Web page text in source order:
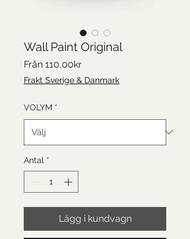
Wall Paint Original
Från 110,00krReapris
Frakt Sverige & Danmark
VOLYM *
Antal *
Lägg i kundvagn